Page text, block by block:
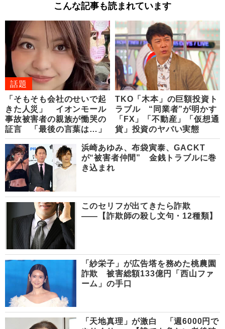
こんな記事も読まれています
話題
「そもそも会社のせいで起
きた人災」 イオンモール
事故被害者の親族が慟哭の
証言 「最後の言葉は…」
TKO「木本」の巨額投資ト
ラブル “同業者”が明かす
「FX」「不動産」「仮想通
貨」投資のヤバい実態
浜崎あゆみ、布袋寅泰、GACKT
が“被害者仲間” 金銭トラブルに巻
き込まれ
このセリフが出てきたら詐欺
――【詐欺師の殺し文句・12種類】
「紗栄子」が広告塔を務めた桃農園
詐欺 被害総額133億円「西山ファ
ーム」の手口
「天地真理」が激白 「週6000円で